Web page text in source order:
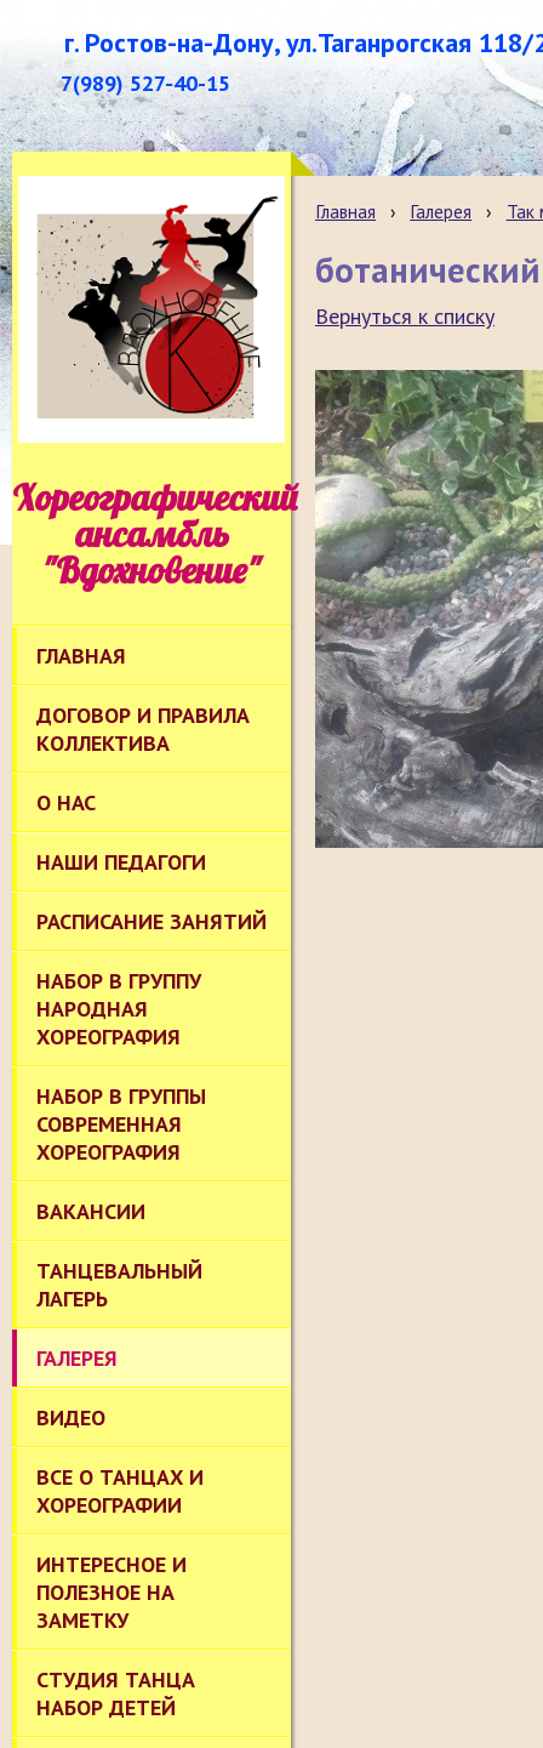
г. Ростов-на-Дону, ул.Таганрогская 118/
7(989) 527-40-15
Хореографический
ансамбль
"Вдохновение"
ГЛАВНАЯ
ДОГОВОР И ПРАВИЛА
КОЛЛЕКТИВА
О НАС
НАШИ ПЕДАГОГИ
РАСПИСАНИЕ ЗАНЯТИЙ
НАБОР В ГРУППУ
НАРОДНАЯ
ХОРЕОГРАФИЯ
НАБОР В ГРУППЫ
СОВРЕМЕННАЯ
ХОРЕОГРАФИЯ
ВАКАНСИИ
ТАНЦЕВАЛЬНЫЙ
ЛАГЕРЬ
ГАЛЕРЕЯ
ВИДЕО
ВСЕ О ТАНЦАХ И
ХОРЕОГРАФИИ
ИНТЕРЕСНОЕ И
ПОЛЕЗНОЕ НА
ЗАМЕТКУ
СТУДИЯ ТАНЦА
НАБОР ДЕТЕЙ
Главная › Галерея ›
Вернуться к списку